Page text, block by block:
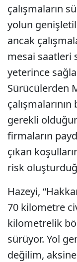
çalışmaların
yolun
ancak
mesai saatleri
yeterince
Sürücülerden
çalışmalarının
gerekli
firmaların
çıkan
risk
Hazeyi,
70 kilometre
kilometrelik
sürüyor. Yol
değilim,